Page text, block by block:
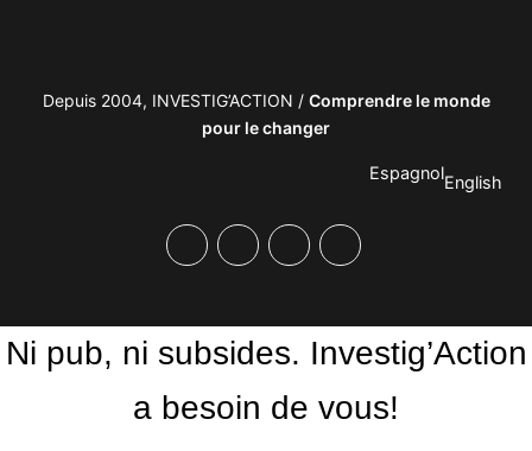
Depuis 2004, INVESTIG’ACTION / Comprendre le monde
pour le changer
EspagnolEnglish
Ni pub, ni subsides. Investig’Action
a besoin de vous!